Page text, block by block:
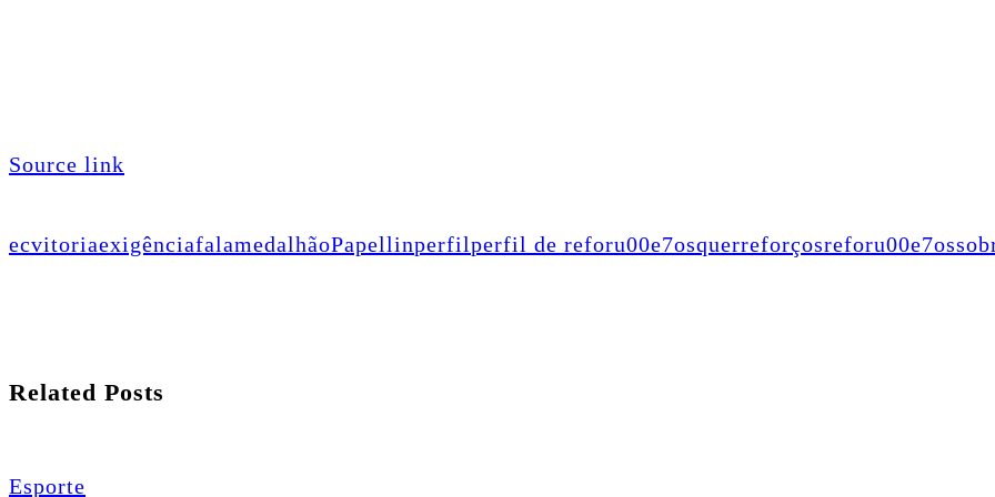
Source link
ecvitoriaexigênciafalamedalhãoPapellinperfilperfil de reforu00e7osquerreforçosreforu00e7os
Related Posts
Esporte